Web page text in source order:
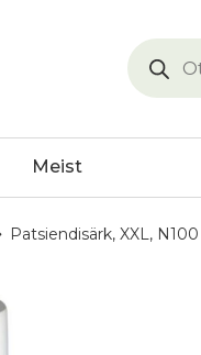
Meist
Patsiendisärk, XXL, N100